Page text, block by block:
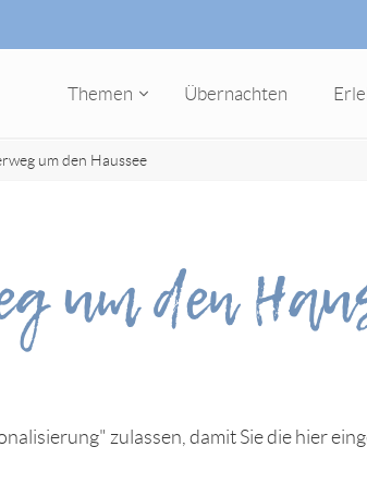
Themen Übernachten
um den Haussee
um den
zulassen, damit Sie die hier